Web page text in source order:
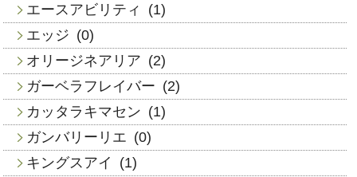
エースアビリティ
(1)
エッジ (0)
オリージネアリア (2)
ガーベラフレイバー (2)
カッタラキマセン (1)
ガンバリーリエ (0)
キングスアイ
(1)